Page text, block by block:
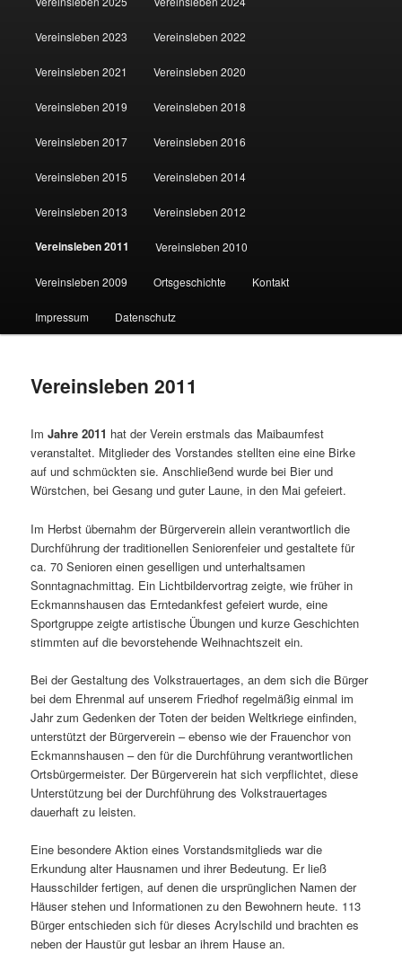
Vereinsleben 2023 Vereinsleben 2022
Vereinsleben 2021 Vereinsleben 2020
Vereinsleben 2019 Vereinsleben 2018
Vereinsleben 2017 Vereinsleben 2016
Vereinsleben 2015 Vereinsleben 2014
Vereinsleben 2013 Vereinsleben 2012
Vereinsleben 2011 Vereinsleben 2010
Vereinsleben 2009 Ortsgeschichte Kontakt
Impressum Datenschutz
Vereinsleben 2011
ImJahre 2011 hat der Verein erstmals das Maibaumfest
veranstaltet. Mitglieder des Vorstandes stellten eine eine Birke
auf und schmückten sie. Anschließend wurde bei Bier und
Würstchen, bei Gesang und guter Laune, in den Mai gefeiert.
Im Herbst übernahm der Bürgerverein allein verantwortlich die
Durchführung der traditionellen Seniorenfeier und gestaltete für
ca. 70 Senioren einen geselligen und unterhaltsamen
Sonntagnachmittag. Ein Lichtbildervortrag zeigte, wie früher in
Eckmannshausen das Erntedankfest gefeiert wurde, eine
Sportgruppe zeigte artistische Übungen und kurze Geschichten
stimmten auf die bevorstehende Weihnachtszeit ein.
Bei der Gestaltung des Volkstrauertages, an dem sich die Bürger
bei dem Ehrenmal auf unserem Friedhof regelmäßig einmal im
Jahr zum Gedenken der Toten der beiden Weltkriege einfinden,
unterstützt der Bürgerverein – ebenso wie der Frauenchor von
Eckmannshausen – den für die Durchführung verantwortlichen
Ortsbürgermeister. Der Bürgerverein hat sich verpflichtet, diese
Unterstützung bei der Durchführung des Volkstrauertages
dauerhaft zu leisten.
Eine besondere Aktion eines Vorstandsmitglieds war die
Erkundung alter Hausnamen und ihrer Bedeutung. Er ließ
Hausschilder fertigen, auf denen die ursprünglichen Namen der
Häuser stehen und Informationen zu den Bewohnern heute. 113
Bürger entschieden sich für dieses Acrylschild und brachten es
neben der Haustür gut lesbar an ihrem Hause an.